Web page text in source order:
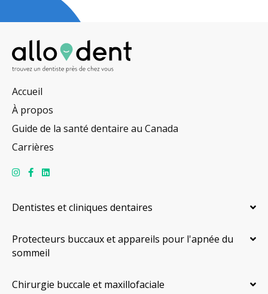
Accueil
À propos
Guide de la santé dentaire au Canada
Carrières
Dentistes et cliniques dentaires
Protecteurs buccaux et appareils pour l'apnée du
sommeil
Chirurgie buccale et maxillofaciale